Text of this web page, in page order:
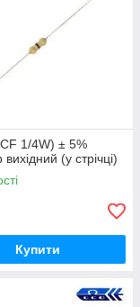
1/4W) ± 5%
вихідний (у стрічці)
Купити